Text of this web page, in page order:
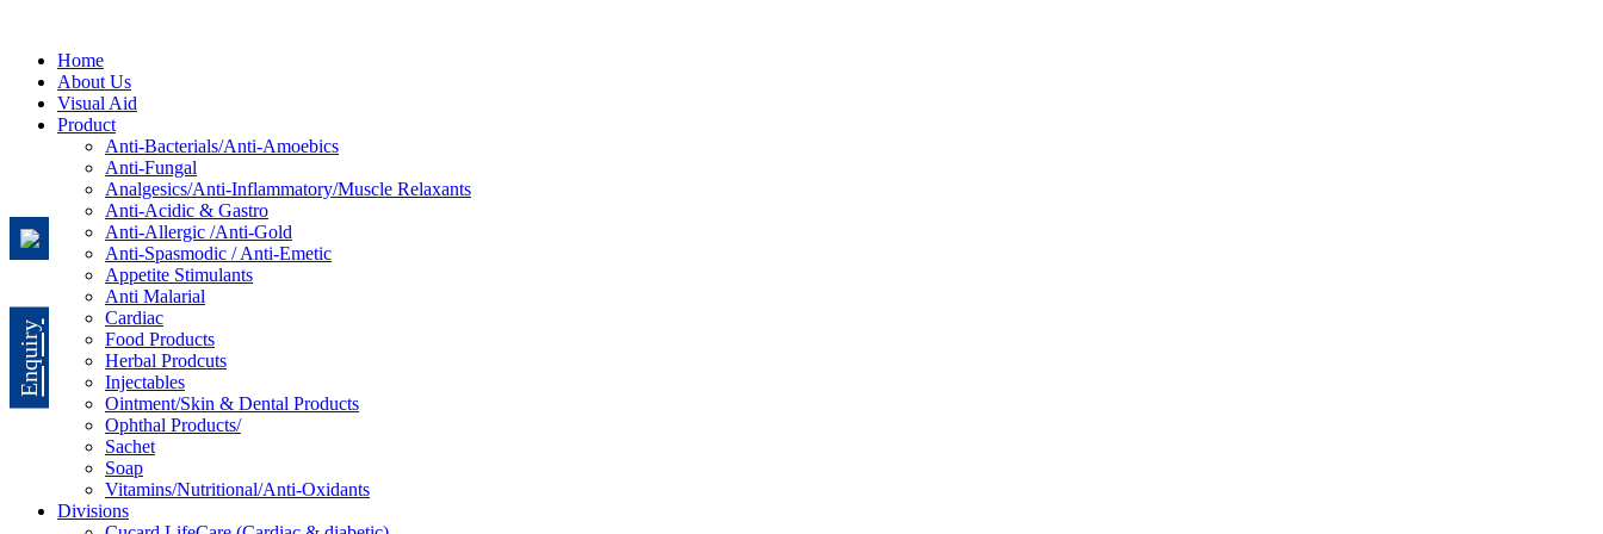
Enquiry
Home
About Us
Visual Aid
Product
Anti-Bacterials/Anti-Amoebics
Anti-Fungal
Analgesics/Anti-Inflammatory/Muscle Relaxants
Anti-Acidic & Gastro
Anti-Allergic /Anti-Gold
Anti-Spasmodic / Anti-Emetic
Appetite Stimulants
Anti Malarial
Cardiac
Food Products
Herbal Prodcuts
Injectables
Ointment/Skin & Dental Products
Ophthal Products/
Sachet
Soap
Vitamins/Nutritional/Anti-Oxidants
Divisions